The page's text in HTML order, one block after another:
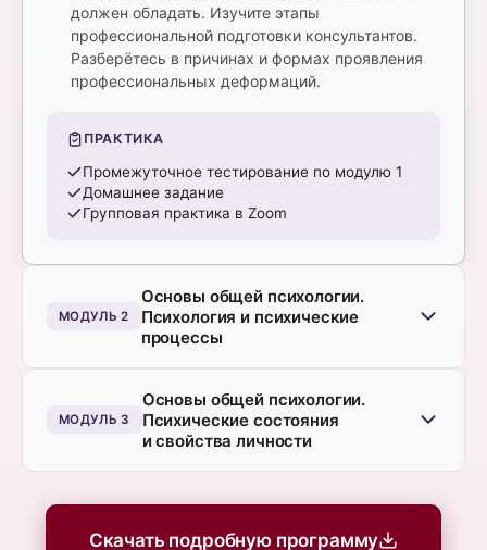
должен обладать. Изучите этапы
профессиональной подготовки консультантов.
Разберётесь в причинах и формах проявления
профессиональных деформаций.
ПРАКТИКА
Промежуточное тестирование по модулю 1
Домашнее задание
Групповая практика в Zoom
МОДУЛЬ 2
Основы общей психологии.
Психология и психические
процессы
Изучите общее понятия внимания, его виды,
основные свойства и характеристики.
Рассмотрите понятие ощущения, его основные
и виды.
МОДУЛЬ 3
Основы общей психологии.
Психические состояния
и свойства личности
Изучите общее понятие психических состояний,
их классификацию и определения. Узнаете
Скачать подробную программу